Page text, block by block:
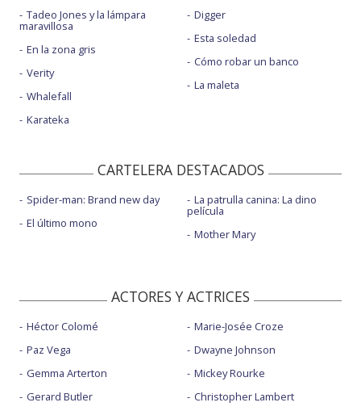
Tadeo Jones y la lámpara
maravillosa
En la zona gris
Verity
Whalefall
Karateka
Digger
Esta soledad
Cómo robar un banco
La maleta
CARTELERA DESTACADOS
Spider-man: Brand new day
El último mono
La patrulla canina: La dino
película
Mother Mary
ACTORES Y ACTRICES
Héctor Colomé
Paz Vega
Gemma Arterton
Gerard Butler
Marie-Josée Croze
Dwayne Johnson
Mickey Rourke
Christopher Lambert